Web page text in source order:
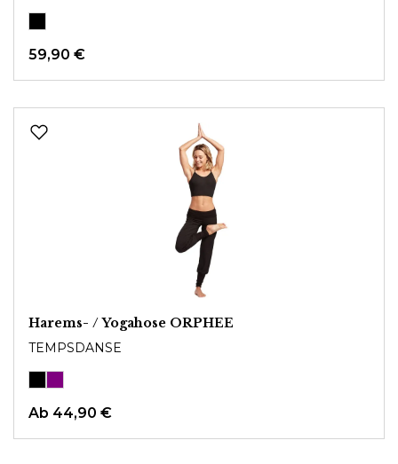
59,90 €
Harems- / Yogahose ORPHEE
TEMPSDANSE
Ab 44,90 €